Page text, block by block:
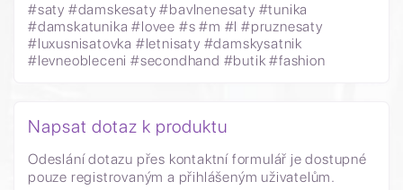
#saty #damskesaty #bavlnenesaty #tunika
#damskatunika #lovee #s #m #l #pruznesaty
#luxusnisatovka #letnisaty #damskysatnik
#levneobleceni #secondhand #butik #fashion
Napsat dotaz k produktu
Odeslání dotazu přes kontaktní formulář je dostupné
pouze registrovaným a přihlášeným uživatelům.